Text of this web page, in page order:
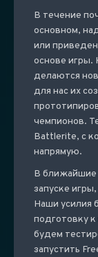
В течение
основном,
или
основе игры.
делаются
для нас их
чемпионов.
Battlerite, с
напрямую.
В ближайшие
запуске
Наши усилия
подготовку
будем
запустить